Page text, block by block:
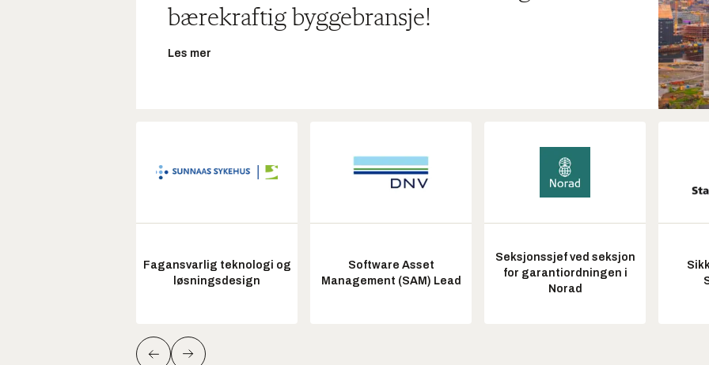
bærekraftig byggebransje!
Les mer
Fagansvarlig teknologi og
løsningsdesign
Software Asset
Management (SAM) Lead
Seksjonssjef ved seksjon
for garantiordningen i
Norad